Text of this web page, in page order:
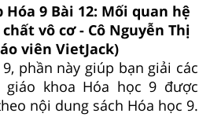
9 Bài 12: Mối quan hệ
vô cơ - Cô Nguyễn Thị
viên VietJack)
phần này giúp bạn giải các
khoa Hóa học 9 được
nội dung sách Hóa học 9.